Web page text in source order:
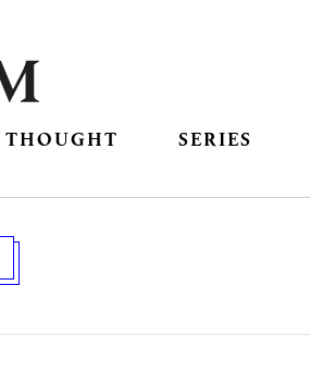
THOUGHT SERIES